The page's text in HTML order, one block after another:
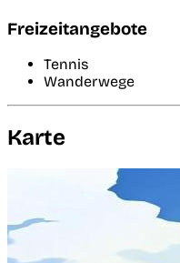
Freizeitangebote
Tennis
Wanderwege
Karte